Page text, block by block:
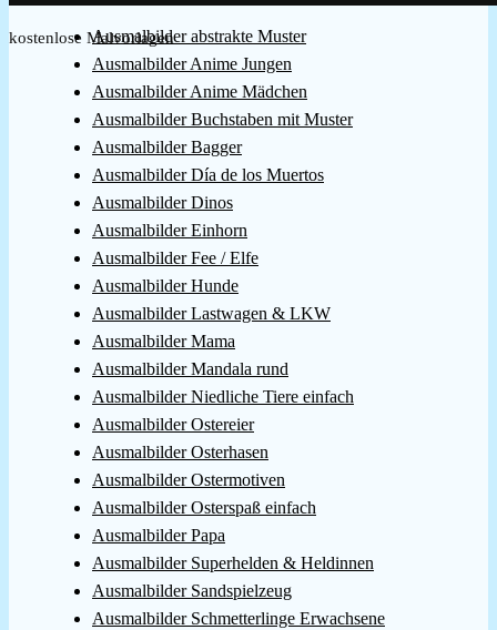
kostenlose MalvorlagenAusmalbilder abstrakte Muster
Ausmalbilder Anime Jungen
Ausmalbilder Anime Mädchen
Ausmalbilder Buchstaben mit Muster
Ausmalbilder Bagger
Ausmalbilder Día de los Muertos
Ausmalbilder Dinos
Ausmalbilder Einhorn
Ausmalbilder Fee / Elfe
Ausmalbilder Hunde
Ausmalbilder Lastwagen & LKW
Ausmalbilder Mama
Ausmalbilder Mandala rund
Ausmalbilder Niedliche Tiere einfach
Ausmalbilder Ostereier
Ausmalbilder Osterhasen
Ausmalbilder Ostermotiven
Ausmalbilder Osterspaß einfach
Ausmalbilder Papa
Ausmalbilder Superhelden & Heldinnen
Ausmalbilder Sandspielzeug
Ausmalbilder Schmetterlinge Erwachsene